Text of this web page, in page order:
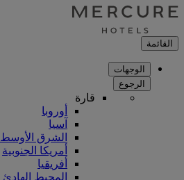
القائمة
الوجهات
الرجوع
قارة
أوروبا
آسيا
الشرق الأوسط
أمريكا الجنوبية
أفريقيا
المحيط الهادئ